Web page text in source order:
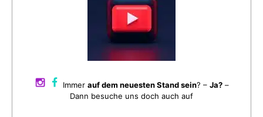
Immerauf dem neuesten Stand sein? –Ja? –
Dann besuche uns doch auch auf